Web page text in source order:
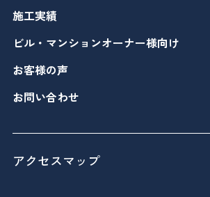
施工実績
ビル・マンションオーナー様向け
お客様の声
お問い合わせ
アクセスマップ